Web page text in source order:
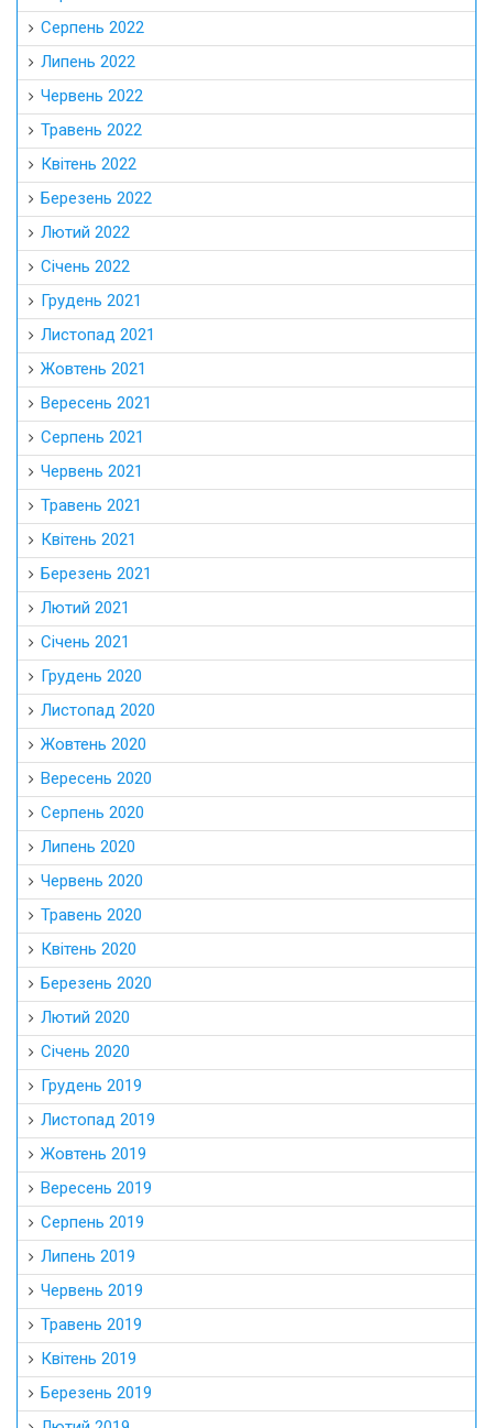
Серпень 2022
Липень 2022
Червень 2022
Травень 2022
Квітень 2022
Березень 2022
Лютий 2022
Січень 2022
Грудень 2021
Листопад 2021
Жовтень 2021
Вересень 2021
Серпень 2021
Червень 2021
Травень 2021
Квітень 2021
Березень 2021
Лютий 2021
Січень 2021
Грудень 2020
Листопад 2020
Жовтень 2020
Вересень 2020
Серпень 2020
Липень 2020
Червень 2020
Травень 2020
Квітень 2020
Березень 2020
Лютий 2020
Січень 2020
Грудень 2019
Листопад 2019
Жовтень 2019
Вересень 2019
Серпень 2019
Липень 2019
Червень 2019
Травень 2019
Квітень 2019
Березень 2019